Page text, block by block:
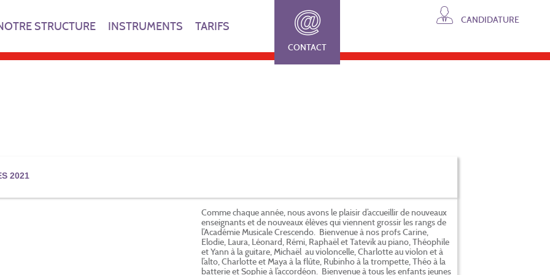
STRUCTURE INSTRUMENTS TARIFS
CONTACT
CANDIDATURE
2021
Comme chaque année, nous avons le plaisir d’accueillir de nouveaux
enseignants et de nouveaux élèves qui viennent grossir les rangs de
l’Académie Musicale Crescendo. Bienvenue à nos profs Carine,
Elodie, Laura, Léonard, Rémi, Raphaël et Tatevik au piano, Théophile
et Yann à la guitare, Michaël au violoncelle, Charlotte au violon et à
l’alto, Charlotte et Maya à la flûte, Rubinho à la trompette, Théo à la
batterie et Sophie à l’accordéon. Bienvenue à tous les enfants jeunes